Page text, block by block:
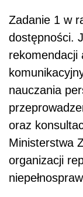
Zadanie 1 w
dostępności.
rekomendacji
nauczania
oraz
Ministerstwa
organizacji